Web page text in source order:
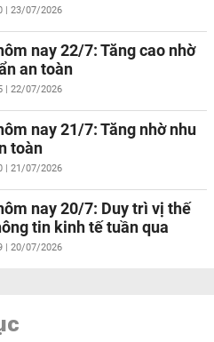
| 23/07/2026
nay 22/7: Tăng cao nhờ
an toàn
| 22/07/2026
nay 21/7: Tăng nhờ nhu
toàn
| 21/07/2026
nay 20/7: Duy trì vị thế
tin kinh tế tuần qua
| 20/07/2026